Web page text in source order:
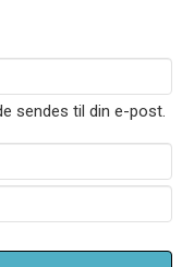
sendes til din e-post.